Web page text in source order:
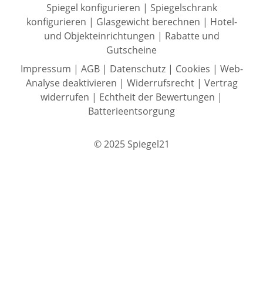
Spiegel konfigurieren | Spiegelschrank
konfigurieren | Glasgewicht berechnen | Hotel-
und Objekteinrichtungen | Rabatte und
Gutscheine
Impressum | AGB| Datenschutz| Cookies | Web-
Analyse deaktivieren | Widerrufsrecht| Vertrag
widerrufen | Echtheit der Bewertungen |
Batterieentsorgung
© 2025 Spiegel21